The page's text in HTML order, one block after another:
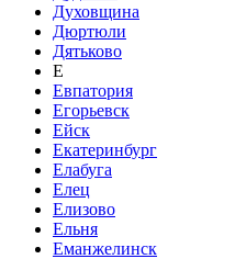
Духовщина
Дюртюли
Дятьково
Е
Евпатория
Егорьевск
Ейск
Екатеринбург
Елабуга
Елец
Елизово
Ельня
Еманжелинск